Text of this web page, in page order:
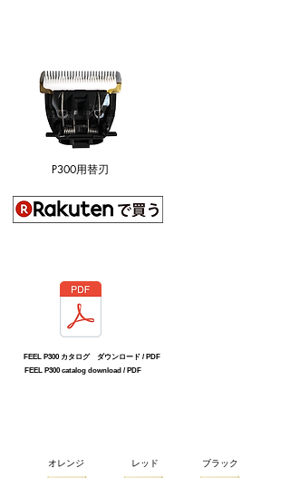
​P300用替刃
FEEL P300 カタログ ダウンロード / PDF
FEEL P300 catalog download / PDF
​ブラック
​レッド
​オレンジ